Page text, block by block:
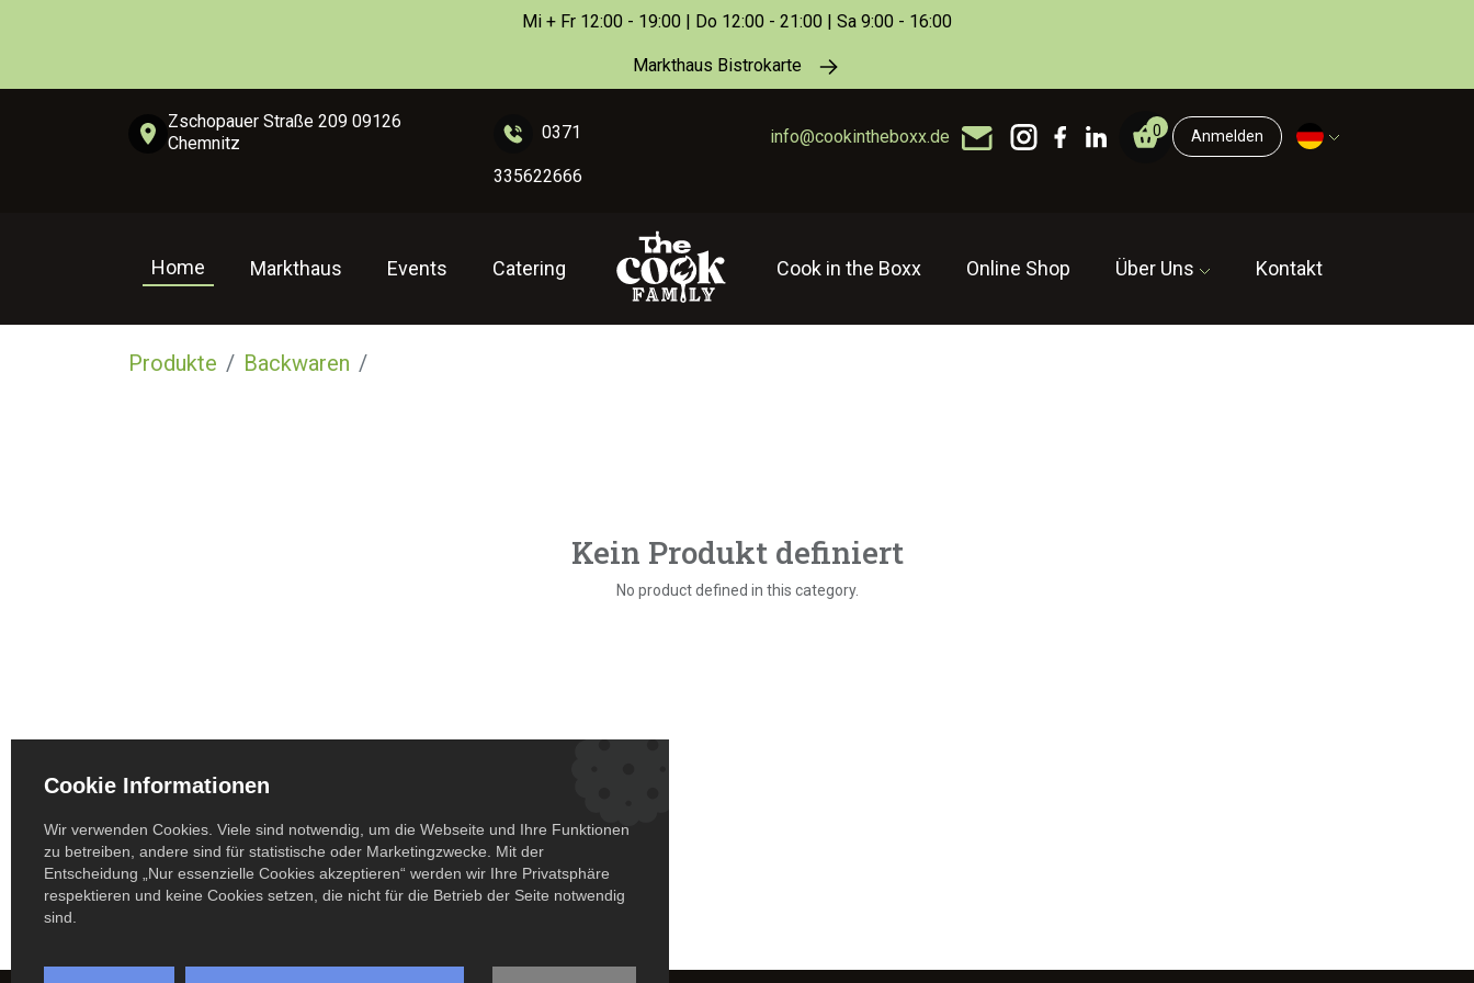
Mi + Fr 12:00 - 19:00 | Do 12:00 - 21:00 | Sa 9:00 - 16:00
Markthaus Bistrokarte
Zschopauer Straße 209 09126
Chemnitz
0371
335622666
info@cookintheboxx.de 0 Anmelden
Home Markthaus Events Catering Cook in the Boxx Online Shop Über Uns Kontakt
Produkte Backwaren
Kein Produkt definiert
No product defined in this category.
Cookie Informationen
Wir verwenden Cookies. Viele sind notwendig, um die Webseite und Ihre Funktionen
zu betreiben, andere sind für statistische oder Marketingzwecke. Mit der
Entscheidung „Nur essenzielle Cookies akzeptieren“ werden wir Ihre Privatsphäre
respektieren und keine Cookies setzen, die nicht für die Betrieb der Seite notwendig
sind.